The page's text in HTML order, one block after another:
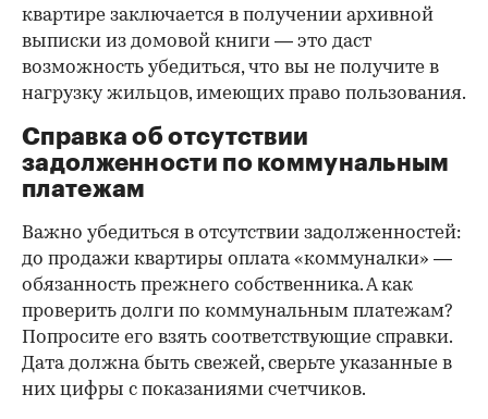
квартире заключается в получении архивной
выписки из домовой книги — это даст
возможность убедиться, что вы не получите в
нагрузку жильцов, имеющих право пользования.
Справка об отсутствии
задолженности по коммунальным
платежам
Важно убедиться в отсутствии задолженностей:
до продажи квартиры оплата «коммуналки» —
обязанность прежнего собственника. А как
проверить долги по коммунальным платежам?
Попросите его взять соответствующие справки.
Дата должна быть свежей, сверьте указанные в
них цифры с показаниями счетчиков.